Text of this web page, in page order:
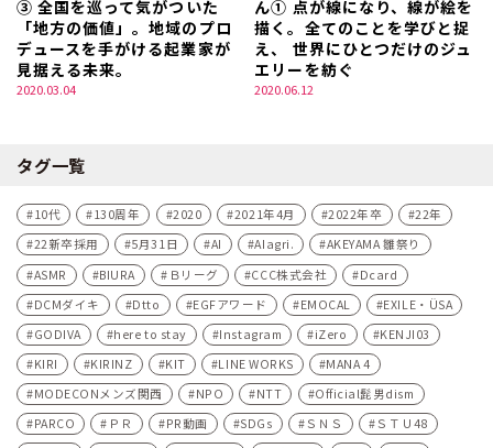
③ 全国を巡って気がついた
「地方の価値」。地域のプロ
デュースを手がける起業家が
見据える未来。
2020.03.04
ん① 点が線になり、線が絵を
描く。全てのことを学びと捉
え、 世界にひとつだけのジュ
エリーを紡ぐ
2020.06.12
タグ一覧
10代 130周年 2020 2021年4月 2022年卒
22年
22新卒採用
5月31日 AI AIagri.
AKEYAMA 雛祭り
ASMR
BIURA Ｂリーグ CCC株式会社
Dcard
DCMダイキ
Dtto EGFアワード EMOCAL
EXILE・ÜSA
GODIVA
here to stay Instagram iZero
KENJI03
KIRI
KIRINZ KIT LINE WORKS
MANA 4
MODECONメンズ関西
NPO NTT
Official髭男dism
PARCO
ＰＲ PR動画 SDGs ＳＮＳ
ＳＴＵ48